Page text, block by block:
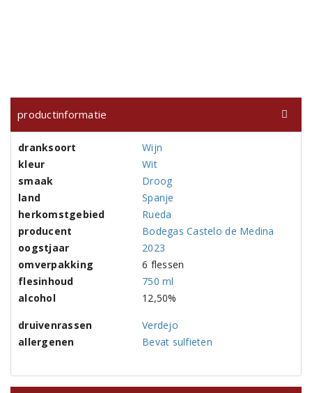
productinformatie
dranksoort
Wijn
kleur
Wit
smaak
Droog
land
Spanje
herkomstgebied
Rueda
producent
Bodegas Castelo de Medina
oogstjaar
2023
omverpakking
6 flessen
flesinhoud
750 ml
alcohol
12,50%
druivenrassen
Verdejo
allergenen
Bevat sulfieten